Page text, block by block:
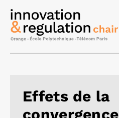
Effets de la
convergence